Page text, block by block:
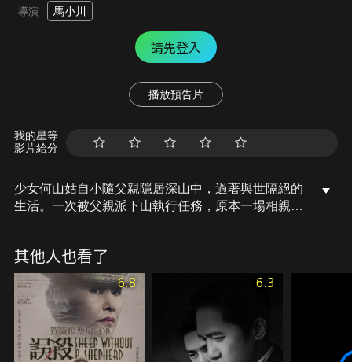
導演 馬小川
請先登入
播放預告片
我的星等
影片給分
少女何山姑自小隨父親隱居深山中，過著與世隔絕的
生活。一次被父親派下山執行任務，原本一場相親卻
幸得師兄出手相救，化險為夷。
其他人也看了
6.8 6.3